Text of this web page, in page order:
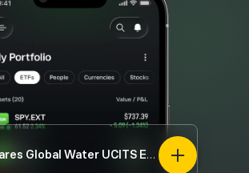
iShares Global Water UCITS ETF USD IQQQ.DE